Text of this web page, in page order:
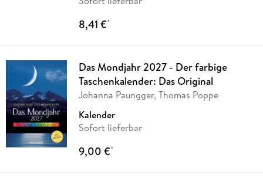
8,41 €*
Das Mondjahr 2027 - Der farbige
Taschenkalender: Das Original
Johanna Paungger, Thomas Poppe
Kalender
Sofort lieferbar
9,00 €*